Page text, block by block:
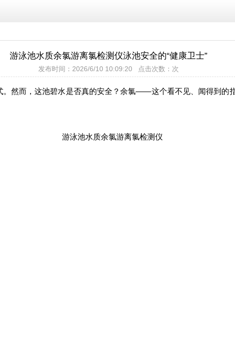
游泳池水质余氯游离氯检测仪泳池安全的“健康卫士”
发布时间：2026/6/10 10:09:20 点击次数： 次
然而，这池碧水是否真的安全？余氯——这个看不见、闻得到的